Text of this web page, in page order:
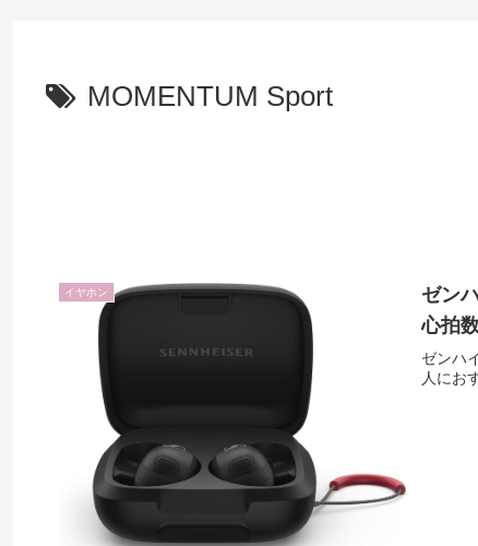
MOMENTUM Sport
イヤホン
ゼン
心拍
ゼンハ
人にお